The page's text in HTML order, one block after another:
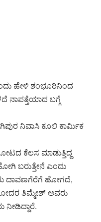
ಹೇಳಿ ಶಂಭೂರಿನಿಂದ
ನಾಪತ್ತೆಯಾದ ಬಗ್ಗೆ
ನಿವಾಸಿ ಕೂಲಿ ಕಾರ್ಮಿಕ
ಕೆಲಸ ಮಾಡುತ್ತಿದ್ದ
ಬರುತ್ತೇನೆ ಎಂದು
ದಾವಣಗೆರೆಗೆ ಹೋಗದೆ,
ತಿಮ್ಮೇಶ್ ಅವರು